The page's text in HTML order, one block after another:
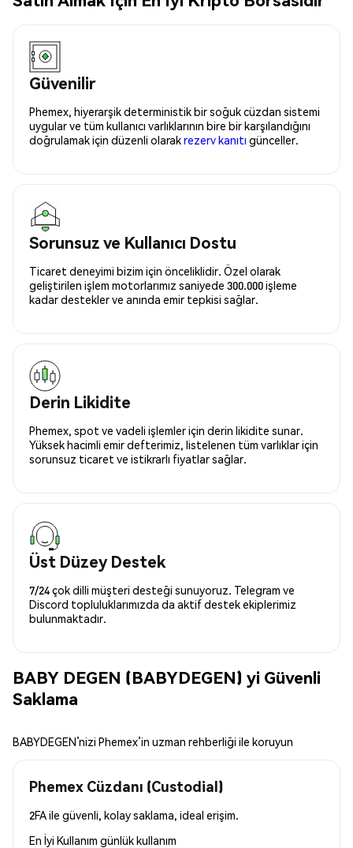
Güvenilir
Phemex, hiyerarşik deterministik bir soğuk cüzdan sistemi
uygular ve tüm kullanıcı varlıklarının bire bir karşılandığını
doğrulamak için düzenli olarakrezerv kanıtı günceller.
Sorunsuz ve Kullanıcı Dostu
Ticaret deneyimi bizim için önceliklidir. Özel olarak
geliştirilen işlem motorlarımız saniyede 300.000 işleme
kadar destekler ve anında emir tepkisi sağlar.
Derin Likidite
Phemex, spot ve vadeli işlemler için derin likidite sunar.
Yüksek hacimli emir defterimiz, listelenen tüm varlıklar için
sorunsuz ticaret ve istikrarlı fiyatlar sağlar.
Üst Düzey Destek
7/24 çok dilli müşteri desteği sunuyoruz. Telegram ve
Discord topluluklarımızda da aktif destek ekiplerimiz
bulunmaktadır.
BABY DEGEN (BABYDEGEN) yi Güvenli
Saklama
BABYDEGEN’nizi Phemex’in uzman rehberliği ile koruyun
Phemex Cüzdanı (Custodial)
2FA ile güvenli, kolay saklama, ideal erişim.
En İyi Kullanım günlük kullanım